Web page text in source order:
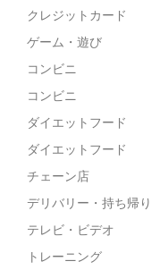
クレジットカード
ゲーム・遊び
コンビニ
コンビニ
ダイエットフード
ダイエットフード
チェーン店
デリバリー・持ち帰り
テレビ・ビデオ
トレーニング